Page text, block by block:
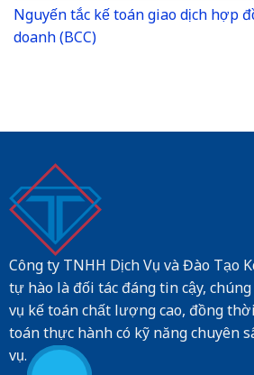
Nguyến tắc kế toán giao dịch hợp
doanh (BCC)
Công ty TNHH Dịch Vụ và Đào Tạo
tự hào là đối tác đáng tin cậy,
vụ kế toán chất lượng cao, đồng
toán thực hành có kỹ năng chuyên
vụ.